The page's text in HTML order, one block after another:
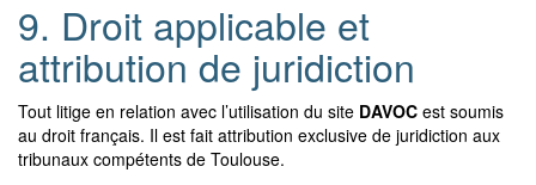
9. Droit applicable et
attribution de juridiction
Tout litige en relation avec l’utilisation du site DAVOC est soumis
au droit français. Il est fait attribution exclusive de juridiction aux
tribunaux compétents de Toulouse.